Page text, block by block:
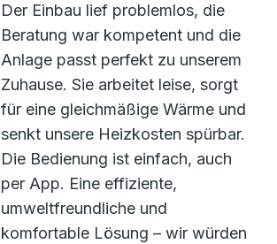
Der Einbau lief problemlos, die
Beratung war kompetent und die
Anlage passt perfekt zu unserem
Zuhause. Sie arbeitet leise, sorgt
für eine gleichmäßige Wärme und
senkt unsere Heizkosten spürbar.
Die Bedienung ist einfach, auch
per App. Eine effiziente,
umweltfreundliche und
komfortable Lösung – wir würden